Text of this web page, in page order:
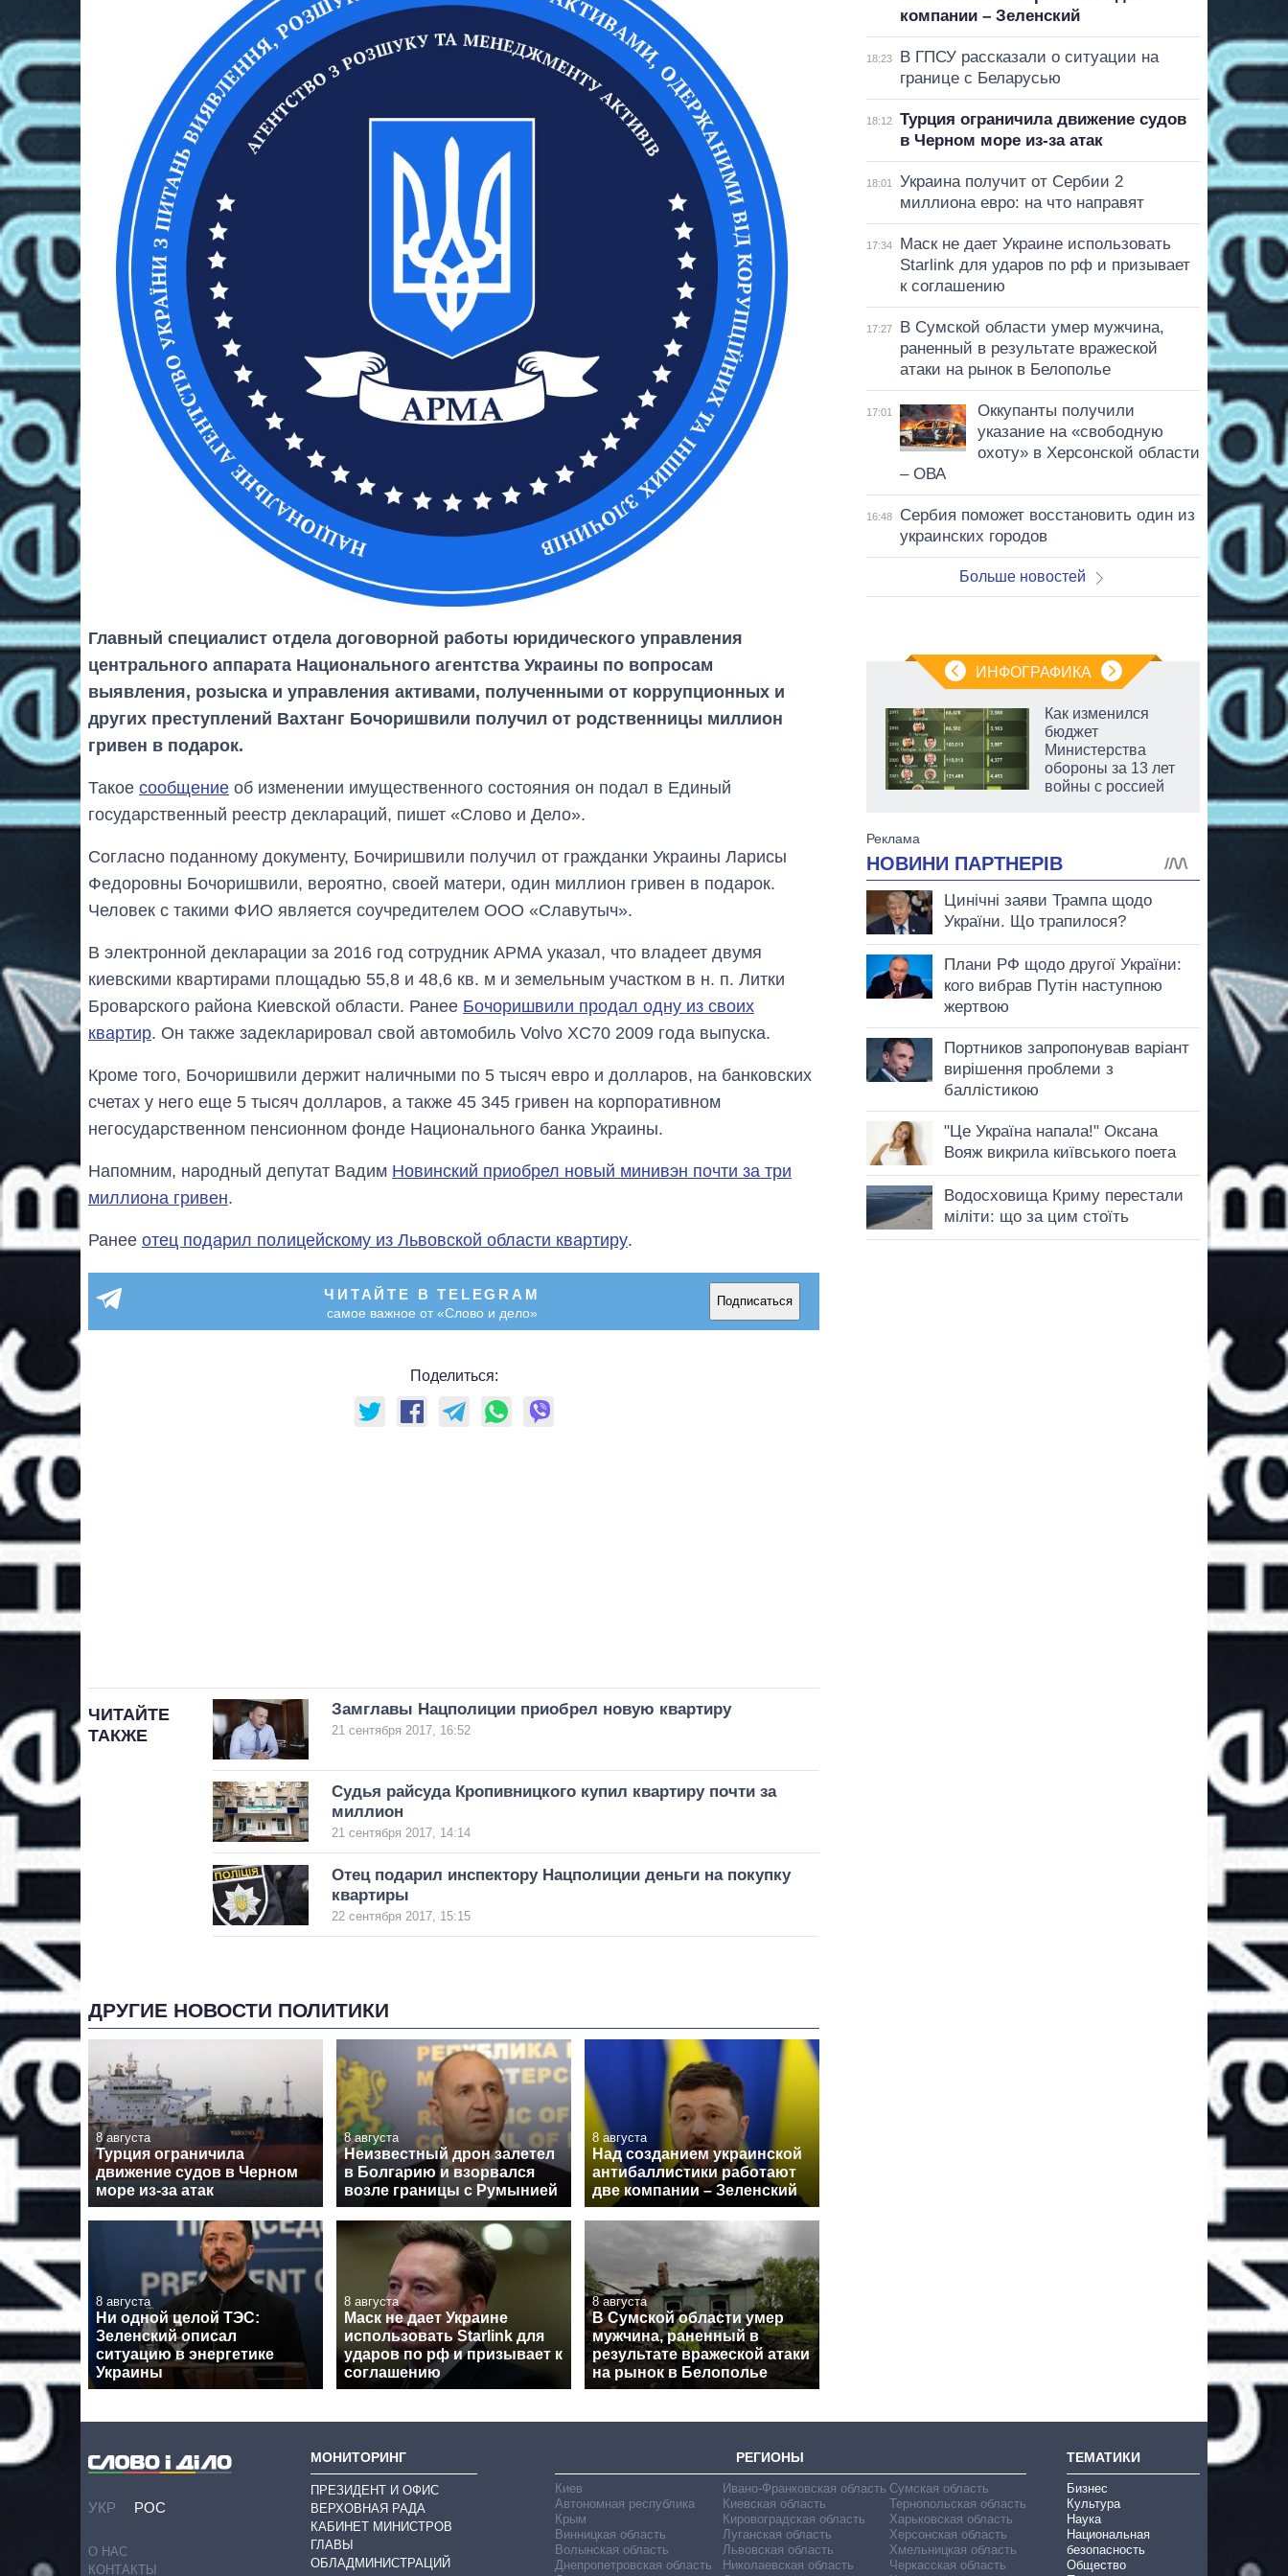
Главный специалист отдела договорной работы юридического управления
центрального аппарата Национального агентства Украины по вопросам
выявления, розыска и управления активами, полученными от коррупционных и
других преступлений Вахтанг Бочоришвили получил от родственницы миллион
гривен в подарок.
Такое сообщение об изменении имущественного состояния он подал в Единый
государственный реестр деклараций, пишет «Слово и Дело».
Согласно поданному документу, Бочиришвили получил от гражданки Украины Ларисы
Федоровны Бочоришвили, вероятно, своей матери, один миллион гривен в подарок.
Человек с такими ФИО является соучредителем ООО «Славутыч».
В электронной декларации за 2016 год сотрудник АРМА указал, что владеет двумя
киевскими квартирами площадью 55,8 и 48,6 кв. м и земельным участком в н. п. Литки
Броварского района Киевской области. Ранее Бочоришвили продал одну из своих
квартир. Он также задекларировал свой автомобиль Volvo XC70 2009 года выпуска.
Кроме того, Бочоришвили держит наличными по 5 тысяч евро и долларов, на банковских
счетах у него еще 5 тысяч долларов, а также 45 345 гривен на корпоративном
негосударственном пенсионном фонде Национального банка Украины.
Напомним, народный депутат Вадим Новинский приобрел новый минивэн почти за три
миллиона гривен.
Ранее отец подарил полицейскому из Львовской области квартиру.
ЧИТАЙТЕ В TELEGRAM
самое важное от «Слово и дело»
Подписаться
Поделиться:
ЧИТАЙТЕ
ТАКЖЕ
Замглавы Нацполиции приобрел новую квартиру
21 сентября 2017, 16:52
Судья райсуда Кропивницкого купил квартиру почти за
миллион
21 сентября 2017, 14:14
Отец подарил инспектору Нацполиции деньги на покупку
квартиры
22 сентября 2017, 15:15
ДРУГИЕ НОВОСТИ ПОЛИТИКИ
8 августа
Турция ограничила
движение судов в Черном
море из-за атак
8 августа
Неизвестный дрон залетел
в Болгарию и взорвался
возле границы с Румынией
8 августа
Над созданием украинской
антибаллистики работают
две компании – Зеленский
8 августа
Ни одной целой ТЭС:
Зеленский описал
ситуацию в энергетике
Украины
8 августа
Маск не дает Украине
использовать Starlink для
ударов по рф и призывает к
соглашению
8 августа
В Сумской области умер
мужчина, раненный в
результате вражеской атаки
на рынок в Белополье
компании – Зеленский
18:23
В ГПСУ рассказали о ситуации на
границе с Беларусью
18:12
Турция ограничила движение судов
в Черном море из-за атак
18:01
Украина получит от Сербии 2
миллиона евро: на что направят
17:34
Маск не дает Украине использовать
Starlink для ударов по рф и призывает
к соглашению
17:27
В Сумской области умер мужчина,
раненный в результате вражеской
атаки на рынок в Белополье
17:01
Оккупанты получили
указание на «свободную
охоту» в Херсонской области
– ОВА
16:48
Сербия поможет восстановить один из
украинских городов
Больше новостей
ИНФОГРАФИКА
От 1 месяца – до 5
руководителя СВР
Как изменился
бюджет
Министерства
обороны за 13 лет
войны с россией
УКР РОС
О НАС
КОНТАКТЫ
МОНИТОРИНГ
ПРЕЗИДЕНТ И ОФИС
ВЕРХОВНАЯ РАДА
КАБИНЕТ МИНИСТРОВ
ГЛАВЫ
ОБЛАДМИНИСТРАЦИЙ
РЕГИОНЫ
Киев
Автономная республика
Крым
Винницкая область
Волынская область
Днепропетровская область
Ивано-Франковская область
Киевская область
Кировоградская область
Луганская область
Львовская область
Николаевская область
Сумская область
Тернопольская область
Харьковская область
Херсонская область
Хмельницкая область
Черкасская область
ТЕМАТИКИ
Бизнес
Культура
Наука
Национальная
безопасность
Общество